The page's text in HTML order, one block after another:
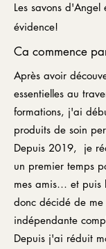
Les savons
évidence!
Ca commence
Après avoir
essentielles au
formations, j'ai
produits de soin
Depuis 2019, je
un premier temps
mes amis… et puis
donc décidé de me
indépendante
Depuis j'ai réduit